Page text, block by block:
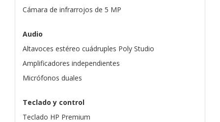
Cámara de infrarrojos de 5 MP
Audio
Altavoces estéreo cuádruples Poly Studio
Amplificadores independientes
Micrófonos duales
Teclado y control
Teclado HP Premium